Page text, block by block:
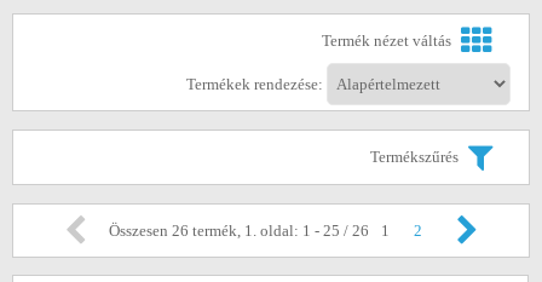
Termék nézet váltás
Termékek rendezése:
Termékszűrés
Összesen 26 termék, 1. oldal: 1 - 25 / 26 1 2